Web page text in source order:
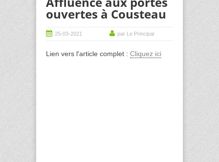
ouvertes à Cousteau
25-03-2021 par Le Principal
Lien vers l'article complet : Cliquez ici